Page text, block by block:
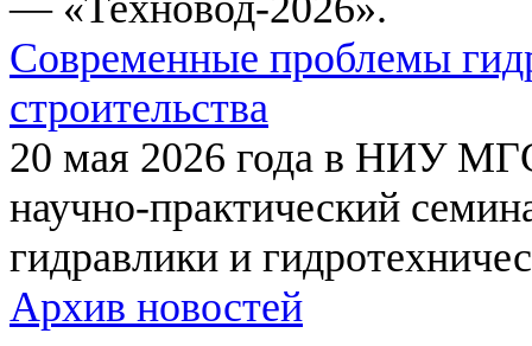
Современные проблемы
строительства
20 мая 2026 года в НИУ
научно-практический
гидравлики и
Архив новостей